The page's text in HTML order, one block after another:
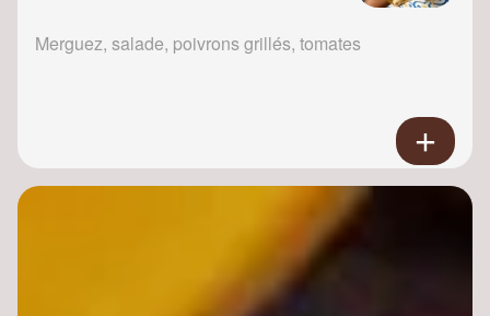
Merguez, salade, poivrons grillés, tomates